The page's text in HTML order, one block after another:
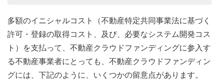
多額のイニシャルコスト（不動産特定共同事業法に基づく
許可・登録の取得コスト、及び、必要なシステム開発コス
ト）を支払って、不動産クラウドファンディングに参入す
る不動産事業者にとっても、不動産クラウドファンディン
グには、下記のように、いくつかの留意点があります。